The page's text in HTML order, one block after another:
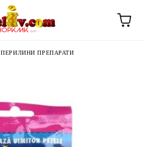
ПЕРИЛИНИ ПРЕПАРАТИ